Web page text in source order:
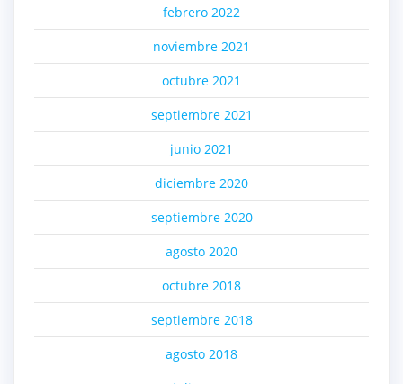
febrero 2022
noviembre 2021
octubre 2021
septiembre 2021
junio 2021
diciembre 2020
septiembre 2020
agosto 2020
octubre 2018
septiembre 2018
agosto 2018